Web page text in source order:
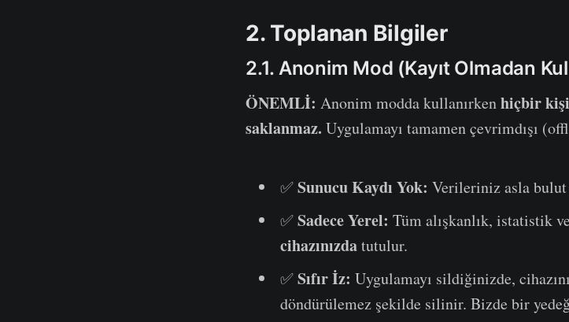
2. Toplanan Bilgiler
2.1. Anonim Mod (Kayıt Olmadan
ÖNEMLİ: Anonim modda kullanırkenhiçbir
saklanmaz. Uygulamayı tamamen çevrimdışı
✅Sunucu Kaydı Yok: Verileriniz asla bulut
✅Sadece Yerel: Tüm alışkanlık, istatistik
cihazınızdatutulur.
✅Sıfır İz: Uygulamayı sildiğinizde,
döndürülemez şekilde silinir. Bizde bir